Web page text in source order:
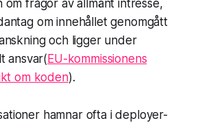
om frågor av allmänt intresse,
om innehållet genomgått
och ligger under
ansvar( EU-kommissionens
om koden).
hamnar ofta i deployer-